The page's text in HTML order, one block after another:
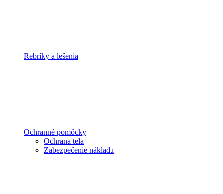
Rebríky a lešenia
Ochranné pomôcky
Ochrana tela
Zabezpečenie nákladu